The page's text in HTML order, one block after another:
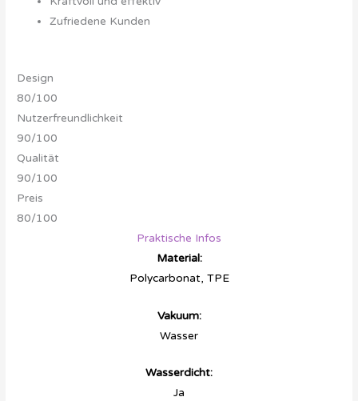
Zufriedene Kunden
Design
80/100
Nutzerfreundlichkeit
90/100
Qualität
90/100
Preis
80/100
Praktische Infos
Material:
Polycarbonat, TPE
Vakuum:
Wasser
Wasserdicht:
Ja